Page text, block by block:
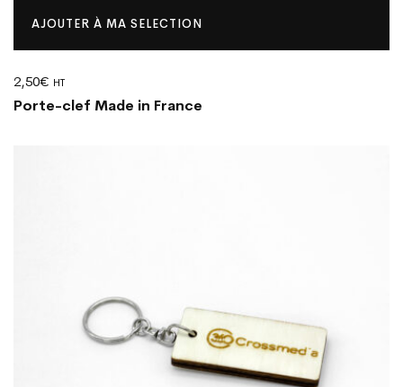
AJOUTER À MA SELECTION
2,50€ HT
Porte-clef Made in France